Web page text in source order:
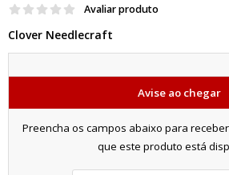
Avaliar produto
Clover Needlecraft
Avise ao chegar
Preencha os campos abaixo para
que este produto está